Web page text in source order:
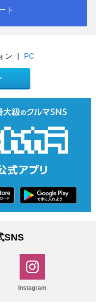
ト
ン | PC
SNS
Instagram